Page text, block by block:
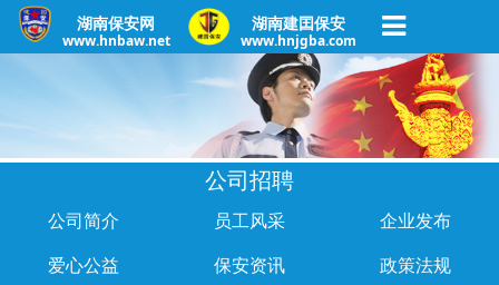
湖南保安网
www.hnbaw.net
湖南建囯保安
www.hnjgba.com
公司招聘
公司简介 员工风采
企业发布
爱心公益
保安资讯
政策法规